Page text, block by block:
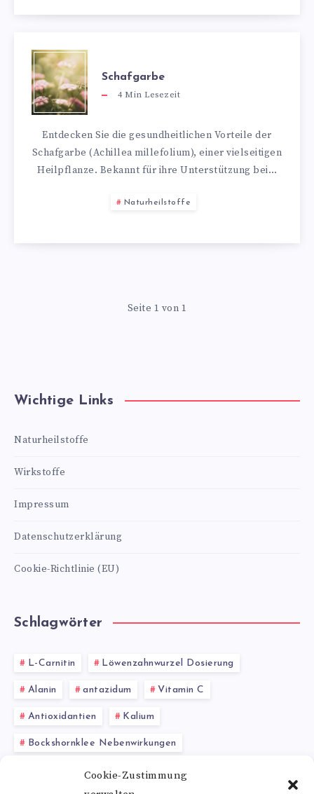
Cookie-Zustimmung
Schafgarbe
4Min Lesezeit
Entdecken Sie die gesundheitlichen Vorteile der
Schafgarbe (Achillea millefolium), einer vielseitigen
Heilpflanze. Bekannt für ihre Unterstützung bei…
Naturheilstoffe
Seite 1 von 1
Wichtige Links
Naturheilstoffe
Wirkstoffe
Impressum
Datenschutzerklärung
Cookie-Richtlinie (EU)
Schlagwörter
L-Carnitin Löwenzahnwurzel Dosierung
Alanin antazidum Vitamin C
Antioxidantien Kalium
Bockshornklee Nebenwirkungen
Cystein-Präparate Nattokinase Wirkung